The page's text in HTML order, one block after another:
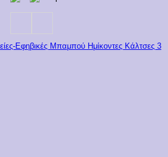
Εφηβικές Μπαμπού Ημίκοντες Κάλτσες 3